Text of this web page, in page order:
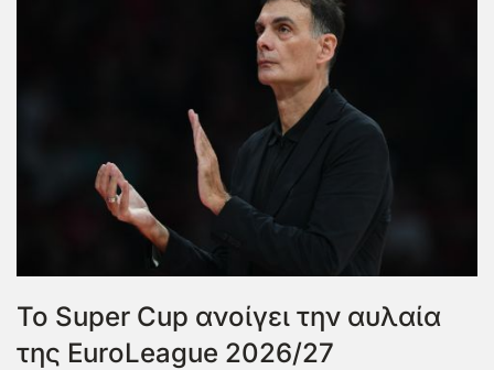
Το Super Cup ανοίγει την αυλαία
της EuroLeague 2026/27